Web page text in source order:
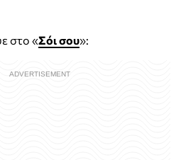
στο «Σόι σου»: